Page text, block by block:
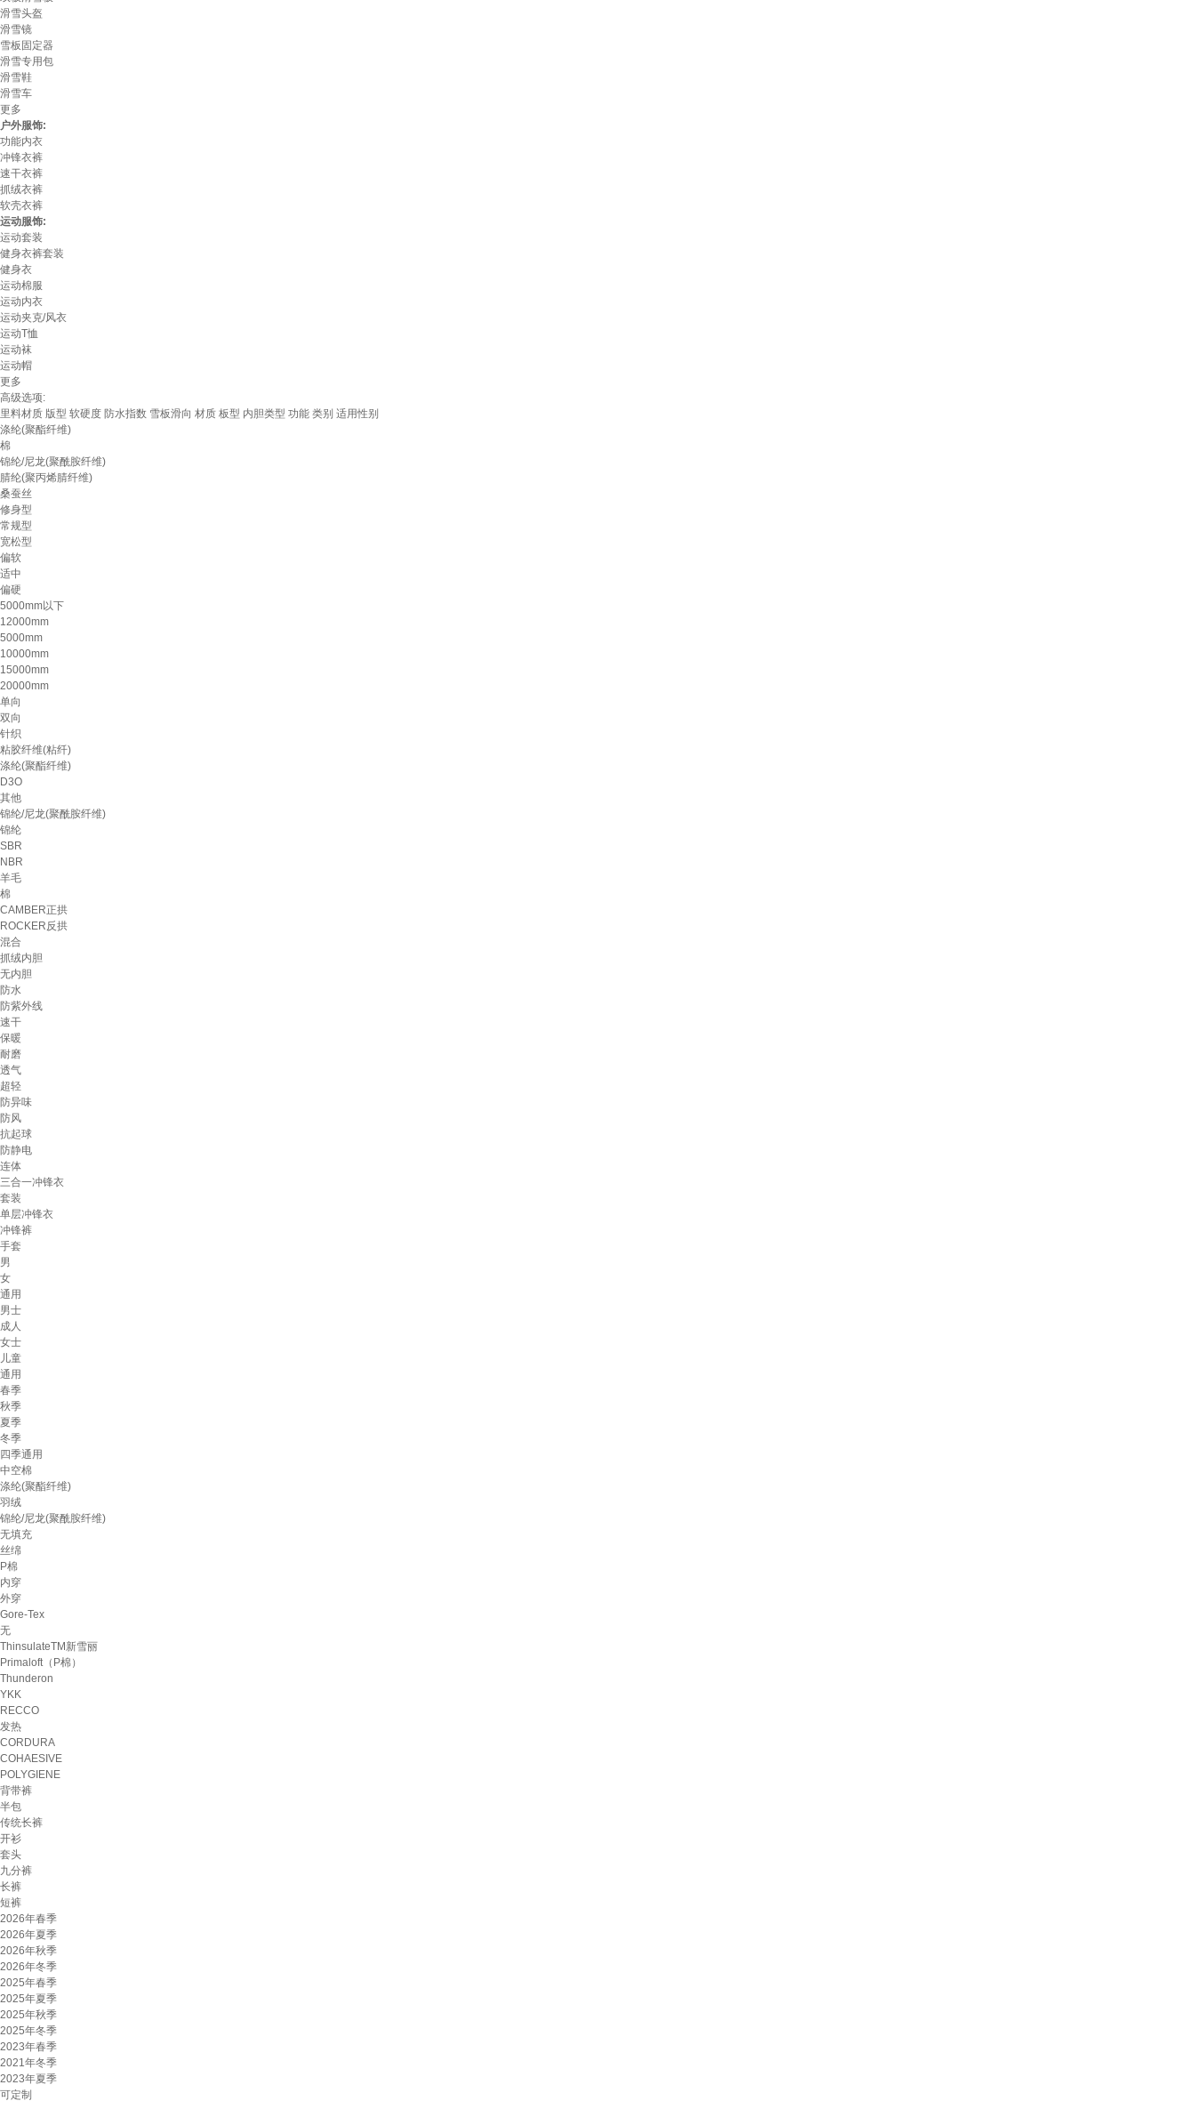
滑雪头盔
滑雪镜
雪板固定器
滑雪专用包
滑雪鞋
滑雪车
更多
户外服饰:
功能内衣
冲锋衣裤
速干衣裤
抓绒衣裤
软壳衣裤
运动服饰:
运动套装
健身衣裤套装
健身衣
运动棉服
运动内衣
运动夹克/风衣
运动T恤
运动袜
运动帽
更多
高级选项:
里料材质 版型 软硬度 防水指数 雪板滑向 材质 板型 内胆类型 功能 类别 适用性别
涤纶(聚酯纤维)
棉
锦纶/尼龙(聚酰胺纤维)
腈纶(聚丙烯腈纤维)
桑蚕丝
修身型
常规型
宽松型
偏软
适中
偏硬
5000mm以下
12000mm
5000mm
10000mm
15000mm
20000mm
单向
双向
针织
粘胶纤维(粘纤)
涤纶(聚酯纤维)
D3O
其他
锦纶/尼龙(聚酰胺纤维)
锦纶
SBR
NBR
羊毛
棉
CAMBER正拱
ROCKER反拱
混合
抓绒内胆
无内胆
防水
防紫外线
速干
保暖
耐磨
透气
超轻
防异味
防风
抗起球
防静电
连体
三合一冲锋衣
套装
单层冲锋衣
冲锋裤
手套
男
女
通用
男士
成人
女士
儿童
通用
春季
秋季
夏季
冬季
四季通用
中空棉
涤纶(聚酯纤维)
羽绒
锦纶/尼龙(聚酰胺纤维)
无填充
丝绵
P棉
内穿
外穿
Gore-Tex
无
ThinsulateTM新雪丽
Primaloft（P棉）
Thunderon
YKK
RECCO
发热
CORDURA
COHAESIVE
POLYGIENE
背带裤
半包
传统长裤
开衫
套头
九分裤
长裤
短裤
2026年春季
2026年夏季
2026年秋季
2026年冬季
2025年春季
2025年夏季
2025年秋季
2025年冬季
2023年春季
2021年冬季
2023年夏季
可定制